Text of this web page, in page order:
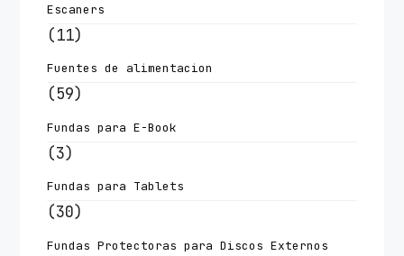
Escaners
(11)
Fuentes de alimentacion
(59)
Fundas para E-Book
(3)
Fundas para Tablets
(30)
Fundas Protectoras para Discos Externos